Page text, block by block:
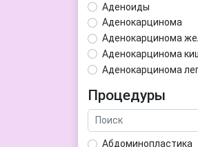
Аденоиды
Аденокарцинома
Аденокарцинома
Аденокарцинома
Аденокарцинома
Аденома гипофиза
Аденома простаты
Аденома
Процедуры
Абдоминопластика